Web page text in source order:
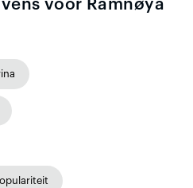
voor Ramnøya